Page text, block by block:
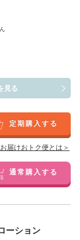
見る
定期購入する
届けおトク便とは＞
通常購入する
ーション